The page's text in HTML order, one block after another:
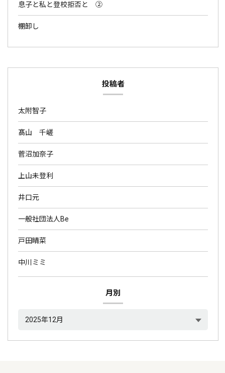
息子と私と登校拒否と ②
棚卸し
投稿者
太附智子
髙山 千嵯
菅沼加奈子
上山未登利
井口元
一般社団法人Be
戸田晴菜
中川ミミ
月別